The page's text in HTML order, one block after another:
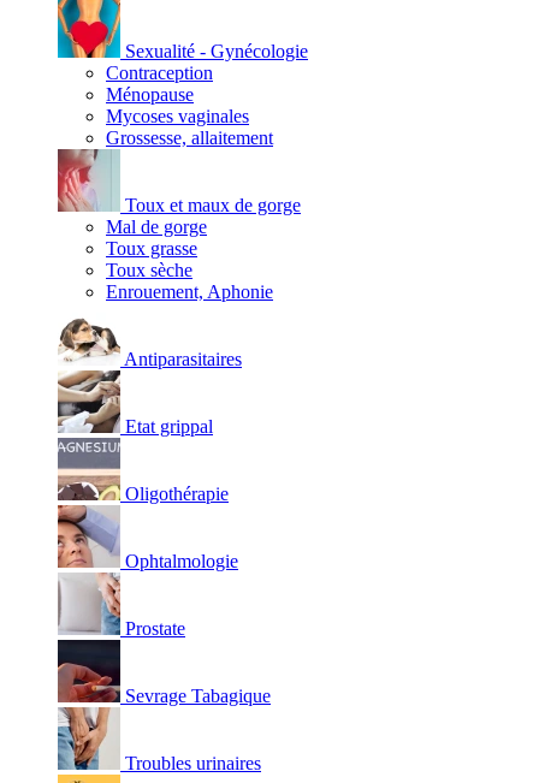
Sexualité - Gynécologie
Contraception
Ménopause
Mycoses vaginales
Grossesse, allaitement
Toux et maux de gorge
Mal de gorge
Toux grasse
Toux sèche
Enrouement, Aphonie
Antiparasitaires
Etat grippal
Oligothérapie
Ophtalmologie
Prostate
Sevrage Tabagique
Troubles urinaires